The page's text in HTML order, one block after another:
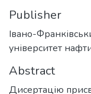
Publisher
Івано-
університет
Abstract
Дисертацію